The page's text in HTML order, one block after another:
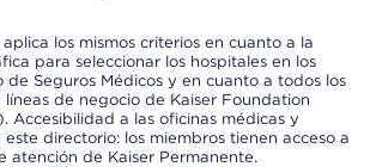
los mismos criterios en cuanto a la
para seleccionar los hospitales en los
de Seguros Médicos y en cuanto a todos los
de negocio de Kaiser Foundation
Accesibilidad a las oficinas médicas y
directorio: los miembros tienen acceso a
atención de Kaiser Permanente.